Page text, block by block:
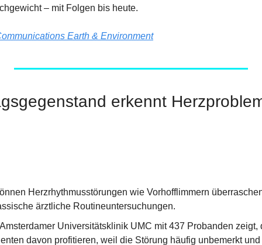
– mit Folgen bis heute.
Earth & Environment
erkennt
Herzrhythmusstörungen wie Vorhofflimmern
ärztliche Routineuntersuchungen.
Universitätsklinik UMC mit 437 Probanden zeigt,
davon profitieren, weil die Störung häufig unbemerkt